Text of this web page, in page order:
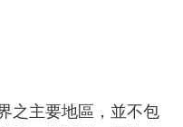
之主要地區，並不包